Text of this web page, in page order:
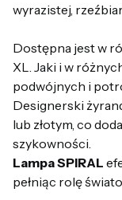
wyrazistej,
Dostępna jest w
XL. Jaki i w
podwójnych i
Designerski
lub złotym, co
szykowności.
Lampa SPIRAL
pełniąc rolę